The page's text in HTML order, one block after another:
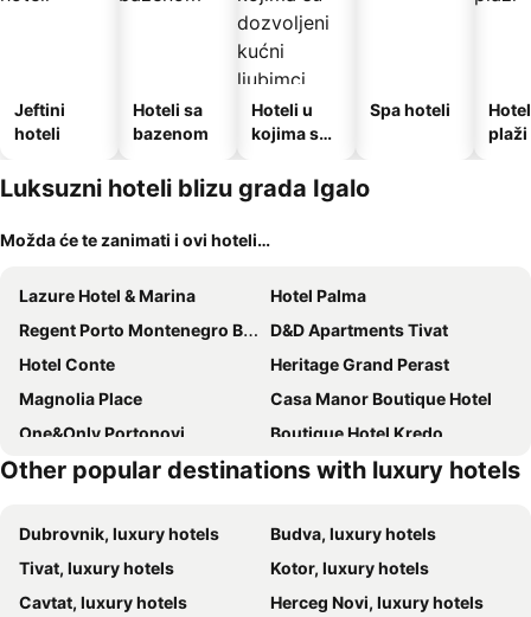
Jeftini
hoteli
Hoteli sa
bazenom
Hoteli u
kojima su
kućni
ljubimci
Spa hoteli
plaži
Luksuzni hoteli blizu grada Igalo
Možda će te zanimati i ovi hoteli…
Lazure Hotel & Marina
Hotel Palma
Regent Porto Montenegro By Ihg
D&D Apartments Tivat
Hotel Conte
Heritage Grand Perast
Magnolia Place
Casa Manor Boutique Hotel
One&Only Portonovi
Boutique Hotel Kredo
SIRO Boka Place
Hyatt Regency Kotor Bay Resort
The Chedi Luštica Bay
Sea Point Apartments
Vila Busac
Mamula Island by Banyan Tree
Monte Palm Beach
La Fleur Boutique Hotel
Other popular destinations with luxury hotels
Dubrovnik, luxury hotels
Budva, luxury hotels
Tivat, luxury hotels
Kotor, luxury hotels
Cavtat, luxury hotels
Herceg Novi, luxury hotels